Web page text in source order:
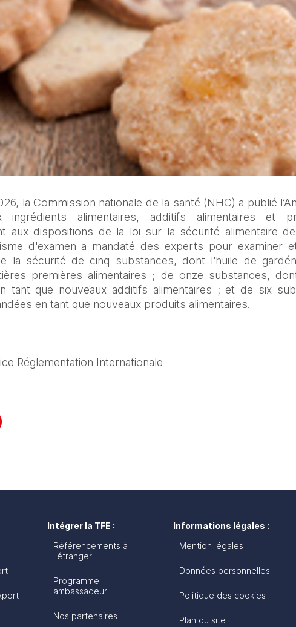
la Commission nationale de la santé (NHC) a publié
ingrédients alimentaires, additifs alimentaires et
aux dispositions de la loi sur la sécurité alimentaire
d'examen a mandaté des experts pour examiner
la sécurité de cinq substances, dont l'huile de
premières alimentaires ; de onze substances,
tant que nouveaux additifs alimentaires ; et de six
en tant que nouveaux produits alimentaires.
Réglementation Internationale
Intégrer la TFE :
Référencements à
l'étranger
Programme
ambassadeur
Nos partenaires
Informations légales :
Mention légales
Données personnelles
Politique des cookies
Plan du site